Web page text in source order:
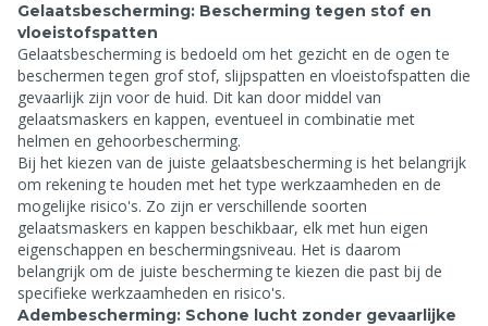
Gelaatsbescherming: Bescherming tegen stof en
vloeistofspatten
Gelaatsbescherming is bedoeld om het gezicht en de ogen te
beschermen tegen grof stof, slijpspatten en vloeistofspatten die
gevaarlijk zijn voor de huid. Dit kan door middel van
gelaatsmaskers en kappen, eventueel in combinatie met
helmen en gehoorbescherming.
Bij het kiezen van de juiste gelaatsbescherming is het belangrijk
om rekening te houden met het type werkzaamheden en de
mogelijke risico's. Zo zijn er verschillende soorten
gelaatsmaskers en kappen beschikbaar, elk met hun eigen
eigenschappen en beschermingsniveau. Het is daarom
belangrijk om de juiste bescherming te kiezen die past bij de
specifieke werkzaamheden en risico's.
Adembescherming: Schone lucht zonder gevaarlijke